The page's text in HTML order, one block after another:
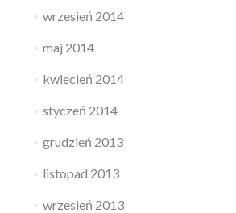
wrzesień 2014
maj 2014
kwiecień 2014
styczeń 2014
grudzień 2013
listopad 2013
wrzesień 2013